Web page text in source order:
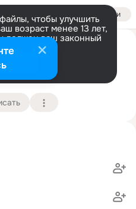
Войти
чтобы улучшить
возраст менее 13 лет,
должен ваш законный
информации
(45 лет)
университет
Подробнее